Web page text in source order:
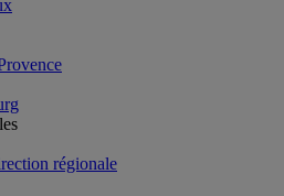
régionale